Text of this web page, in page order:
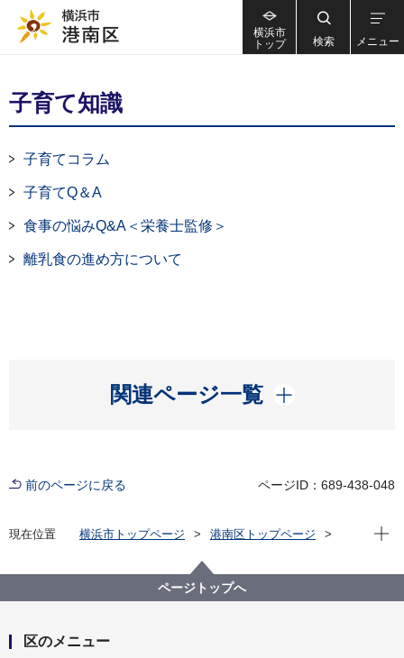
横浜市
トップ
検索 メニュー
子育て知識
子育てコラム
子育てQ＆A
食事の悩みQ&A＜栄養士監修＞
離乳食の進め方について
関連ページ一覧
開く
前のページに戻る ページID：689-438-048
現在位置 横浜市トップページ
港南区トップページ
現在
ページトップへ
区のメニュー